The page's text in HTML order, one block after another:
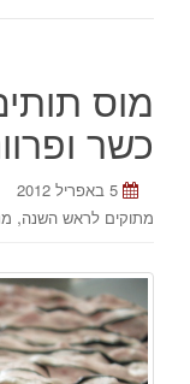
מוס
כשר
5 באפריל 2012
מתוקים לראש השנה,